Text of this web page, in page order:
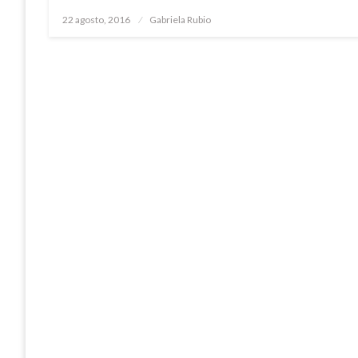
Publicado
22 agosto, 2016 Gabriela Rubio